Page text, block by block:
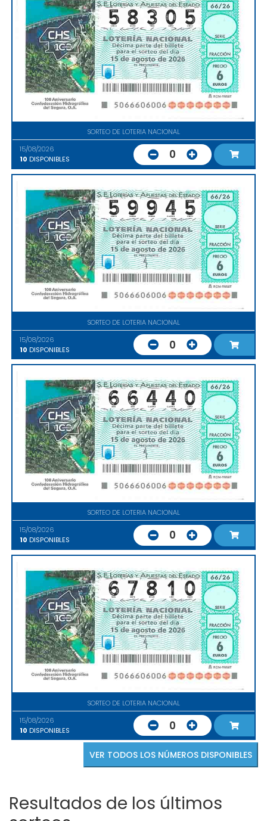
SORTEO DE LOTERIA NACIONAL
15/08/2026
10 DISPONIBLES 0
SORTEO DE LOTERIA NACIONAL
15/08/2026
10 DISPONIBLES 0
SORTEO DE LOTERIA NACIONAL
15/08/2026
10 DISPONIBLES 0
SORTEO DE LOTERIA NACIONAL
15/08/2026
10 DISPONIBLES 0
VER TODOS LOS NÚMEROS DISPONIBLES
Resultados de los últimos